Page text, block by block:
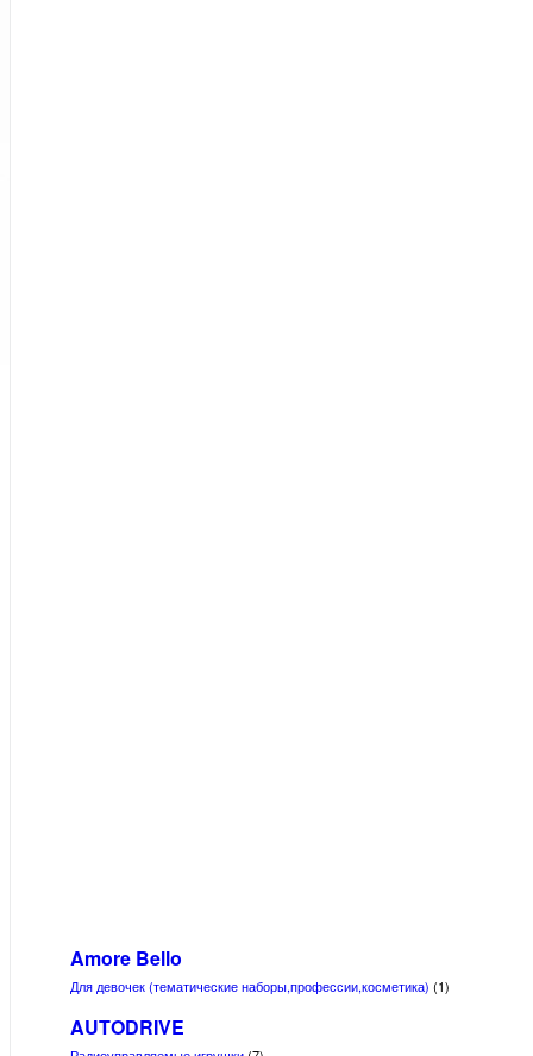
Amore Bello
Для девочек (тематические наборы,профессии,косметика) (1)
AUTODRIVE